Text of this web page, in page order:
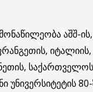
აშშ-ის,
იტალიის,
უნივერსიტეტის